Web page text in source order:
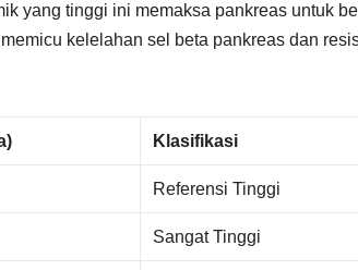
yang tinggi ini memaksa pankreas untuk
kelelahan sel beta pankreas dan
Klasifikasi
Referensi Tinggi
Sangat Tinggi